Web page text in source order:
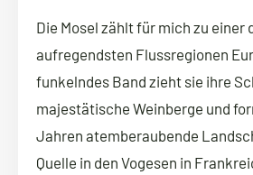
Die Mosel zählt für mich zu einer
aufregendsten Flussregionen
funkelndes Band zieht sie ihre
majestätische Weinberge und
Jahren atemberaubende
Quelle in den Vogesen in